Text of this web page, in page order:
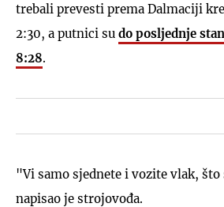
trebali prevesti prema Dalmaciji
2:30, a putnici su do posljednje
8:28.
"Vi samo sjednete i vozite vlak,
napisao je strojovođa.